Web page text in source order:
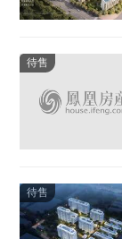
待售
待售